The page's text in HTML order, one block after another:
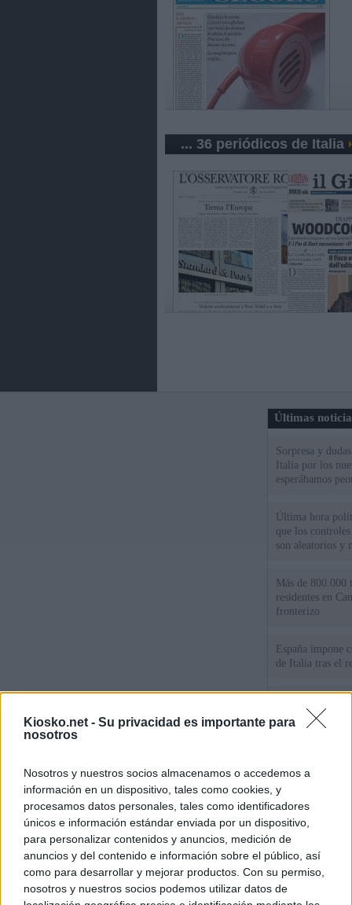
Kiosko.net - Su privacidad es importante para
nosotros
Nosotros y nuestros socios almacenamos o accedemos a
información en un dispositivo, tales como cookies, y
procesamos datos personales, tales como identificadores
únicos e información estándar enviada por un dispositivo,
para personalizar contenidos y anuncios, medición de
anuncios y del contenido e información sobre el público, así
como para desarrollar y mejorar productos. Con su permiso,
nosotros y nuestros socios podemos utilizar datos de
... 36 periódicos de Italia
Últimas
Sorpresa y
Italia por los
esperábamos
Última hora
que los
son aleatorios y
Más de 800.000
residentes en
fronterizo
España impone
de Italia tras el
España por la
Privacidad y Cookies